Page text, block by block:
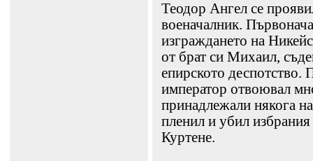
Теодор Ангел се
военачалник.
изграждането на
от брат си Михаил,
епирското деспотство.
император отвоювал
принадлежали някога
пленил и убил
Куртене.